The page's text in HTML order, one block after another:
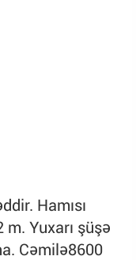
Hamısı
m. Yuxarı şüşə
Cəmilə8600